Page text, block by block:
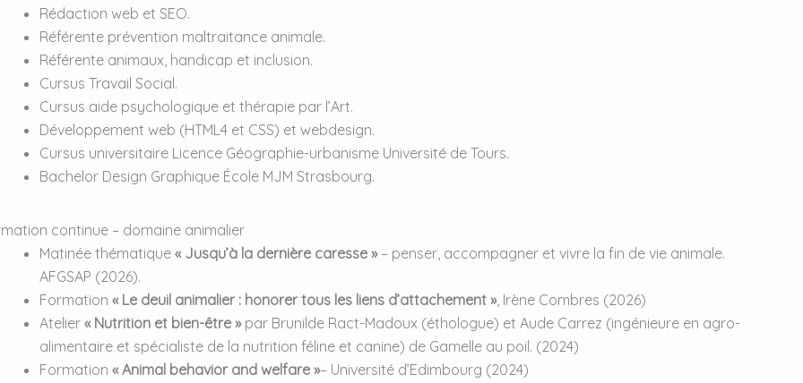
Rédaction web et SEO.
Référente prévention maltraitance animale.
Référente animaux, handicap et inclusion.
Cursus Travail Social.
Cursus aide psychologique et thérapie par l’Art.
Développement web (HTML4 et CSS) et webdesign.
Cursus universitaire Licence Géographie-urbanisme Université de Tours.
Bachelor Design Graphique École MJM Strasbourg.
continue – domaine animalier
Matinée thématique « Jusqu’à la dernière caresse »– penser, accompagner et vivre la fin de vie animale.
AFGSAP (2026).
Formation « Le deuil animalier : honorer tous les liens d’attachement », Irène Combres (2026)
Atelier « Nutrition et bien-être »par Brunilde Ract-Madoux (éthologue) et Aude Carrez (ingénieure en agro-
alimentaire et spécialiste de la nutrition féline et canine) de Gamelle au poil. (2024)
Formation « Animal behavior and welfare »– Université d’Edimbourg (2024)